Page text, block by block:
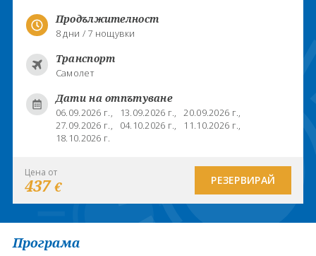
Продължителност
8 дни / 7 нощувки
Транспорт
Самолет
Дати на отпътуване
06.09.2026 г., 13.09.2026 г.,20.09.2026 г.,
27.09.2026 г., 04.10.2026 г., 11.10.2026 г.,
18.10.2026 г.
РЕЗЕРВИРАЙ
Цена от
437€
Програма